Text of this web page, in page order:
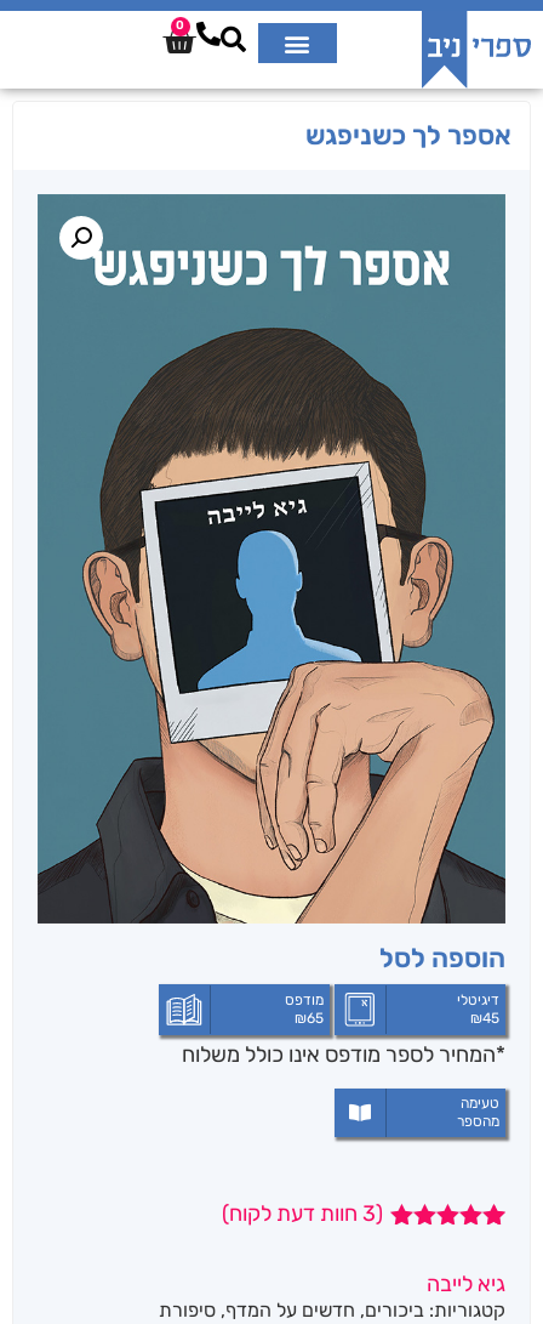
0
אספר לך כשניפגש
הוספה לסל
דיגיטלי
₪45
מודפס
₪65
*המחיר לספר מודפס אינו כולל משלוח
טעימה
מהספר
מבוסס על
דירוגים של
(
3 חוות דעת לקוח)
גיא לייבה
קטגוריות: ביכורים, חדשים על המדף, סיפורת